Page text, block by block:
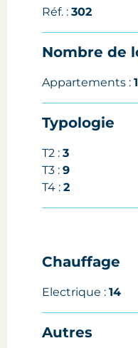
Réf. :302
Nombre de
Appartements :
Typologie
T2 :3
T3 :9
T4 :2
Chauffage
Electrique :14
Autres